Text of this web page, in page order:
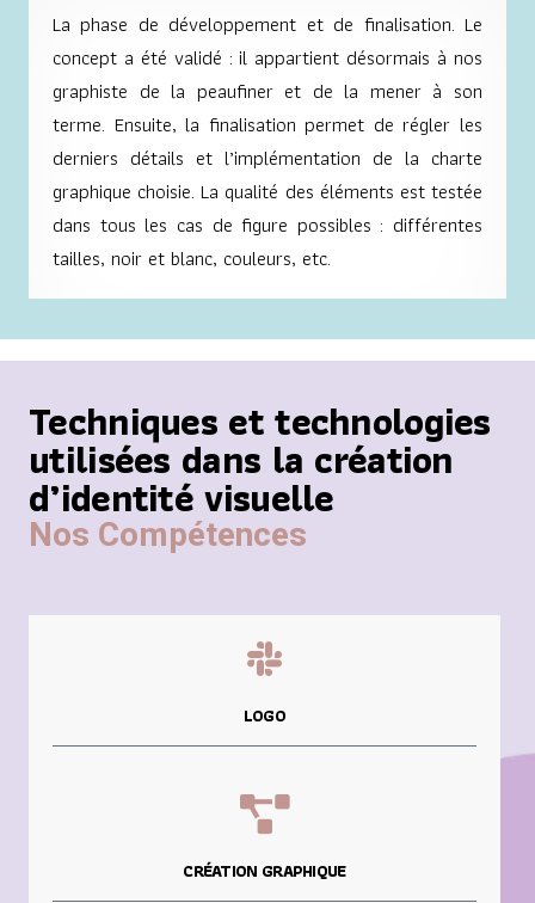
La phase de développement et de finalisation. Le
concept a été validé : il appartient désormais à nos
graphiste de la peaufiner et de la mener à son
terme. Ensuite, la finalisation permet de régler les
derniers détails et l’implémentation de la charte
graphique choisie. La qualité des éléments est testée
dans tous les cas de figure possibles : différentes
tailles, noir et blanc, couleurs, etc.
Techniques et technologies
utilisées dans la création
d’identité visuelle
Nos Compétences
LOGO
CRÉATION GRAPHIQUE